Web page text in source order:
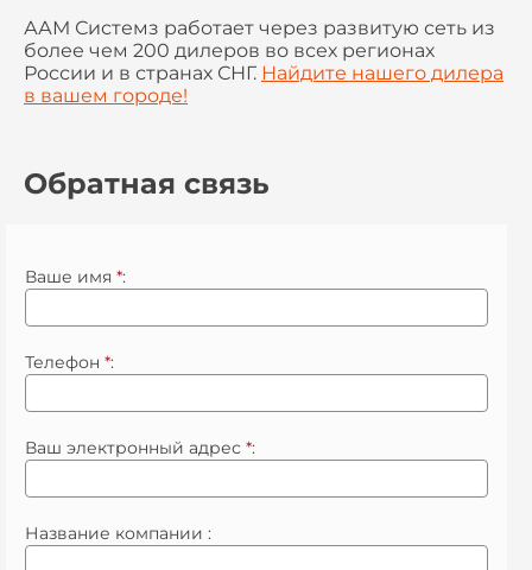
ААМ Системз работает через развитую сеть из
более чем 200 дилеров во всех регионах
России и в странах СНГ. Найдите нашего дилера
в вашем городе!
Обратная связь
Ваше имя *:
Телефон *:
Ваш электронный адрес *:
Название компании :